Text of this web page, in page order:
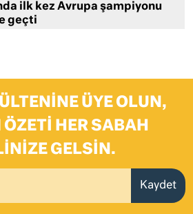
ilk kez Avrupa şampiyonu
geçti
ÜYE OLUN,
HER SABAH
GELSIN.
Kaydet